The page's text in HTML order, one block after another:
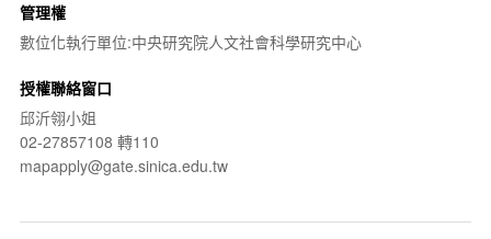
管理權
數位化執行單位:中央研究院人文社會科學研究中心
授權聯絡窗口
邱沂翎小姐
02-27857108 轉110
mapapply@gate.sinica.edu.tw